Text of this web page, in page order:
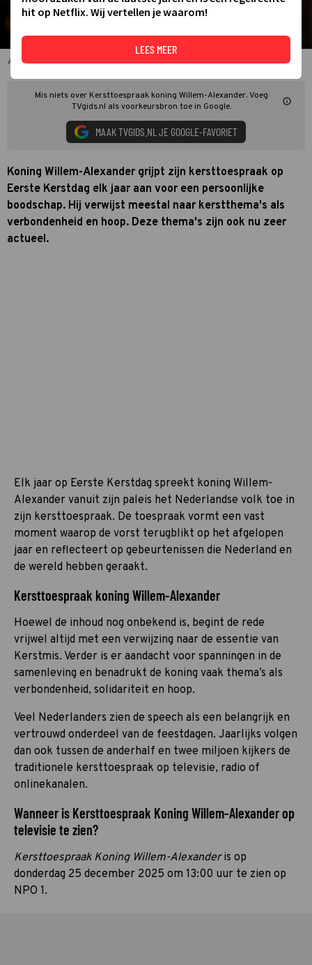
Koning Willem-Alexander
Mis niets over Kersttoespraak koning Willem-Alexander. Voeg
TVgids.nl als voorkeursbron toe in Google.
MAAK TVGIDS.NL JE GOOGLE-FAVORIET
Koning Willem-Alexander grijpt zijn kersttoespraak op
Eerste Kerstdag elk jaar aan voor een persoonlijke
boodschap. Hij verwijst meestal naar kerstthema's als
verbondenheid en hoop. Deze thema's zijn ook nu zeer
actueel.
Elk jaar op Eerste Kerstdag spreekt koning Willem-
Alexander vanuit zijn paleis het Nederlandse volk toe in
zijn kersttoespraak. De toespraak vormt een vast
moment waarop de vorst terugblikt op het afgelopen
jaar en reflecteert op gebeurtenissen die Nederland en
de wereld hebben geraakt.
Kersttoespraak koning Willem-Alexander
Hoewel de inhoud nog onbekend is, ­begint de rede
vrijwel altijd met een verwijzing naar de essentie van
Kerstmis. Verder is er aandacht voor spanningen in de
samenleving en benadrukt de koning vaak thema’s als
verbondenheid, solidariteit en hoop.
Veel Nederlanders zien de speech als een belangrijk en
vertrouwd onderdeel van de feestdagen. Jaarlijks volgen
dan ook tussen de anderhalf en twee miljoen kijkers de
traditionele kersttoespraak op televisie, radio of
onlinekanalen.
Wanneer is Kersttoespraak Koning Willem-Alexander op
televisie te zien?
Kersttoespraak Koning Willem-Alexanderis op
donderdag 25 december 2025 om 13:00 uur te zien op
NPO 1.
hit op Netflix. Wij vertellen je waarom!
LEES MEER